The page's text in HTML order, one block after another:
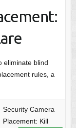
eliminate blind
rules, a
Security Camera
Placement: Kill